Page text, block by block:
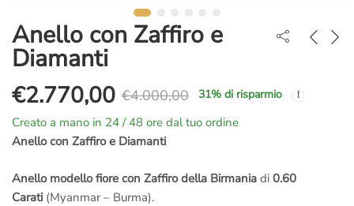
Anello con Zaffiro e
Diamanti
€4.000,00
Il
prezzo
originale
€2.770,00
Il
prezzo
attuale
31% di risparmio
Creato a mano in 24 / 48 ore dal tuo ordine
Anello con Zaffiro e Diamanti
Anello modello fiore con Zaffiro della Birmania di 0.60
Carati (Myanmar – Burma).